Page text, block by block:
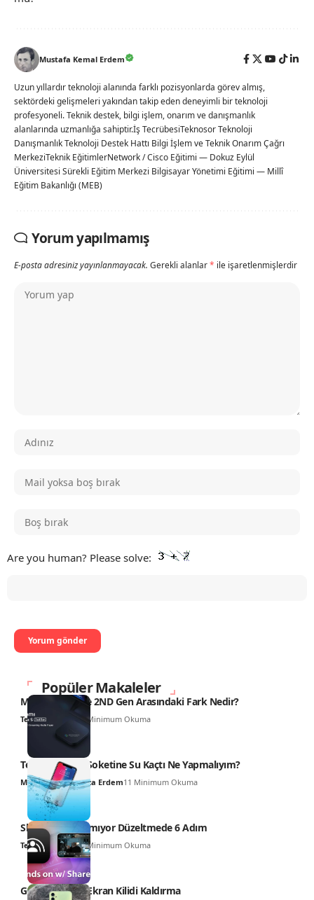
Mustafa Kemal Erdem
Uzun yıllardır teknoloji alanında farklı pozisyonlarda görev almış,
sektördeki gelişmeleri yakından takip eden deneyimli bir teknoloji
profesyoneli. Teknik destek, bilgi işlem, onarım ve danışmanlık
alanlarında uzmanlığa sahiptir.İş TecrübesiTeknosor Teknoloji
Danışmanlık Teknoloji Destek Hattı Bilgi İşlem ve Teknik Onarım Çağrı
MerkeziTeknik EğitimlerNetwork / Cisco Eğitimi — Dokuz Eylül
Üniversitesi Sürekli Eğitim Merkezi Bilgisayar Yönetimi Eğitimi — Millî
Eğitim Bakanlığı (MEB)
Yorum yapılmamış
E-posta adresiniz yayınlanmayacak. Gerekli alanlar* ile işaretlenmişlerdir
Are you human? Please solve:
Popüler Makaleler
Mi TV Box 4K ile 2ND Gen Arasındaki Fark Nedir?
Teknoloji Haber 6 Minimum Okuma
Telefonun Şarj Soketine Su Kaçtı Ne Yapmalıyım?
Muhammed Hamza Erdem11 Minimum Okuma
SharePlay Çalışmıyor Düzeltmede 6 Adım
Teknoloji Haber6 Minimum Okuma
Galaxy A34 5G Ekran Kilidi Kaldırma